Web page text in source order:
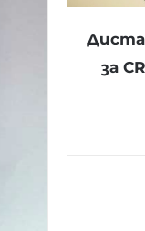
за